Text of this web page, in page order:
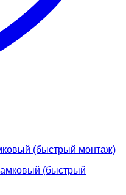
(быстрый монтаж)